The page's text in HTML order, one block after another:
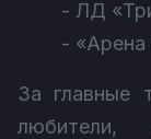
- ЛД
- «Арена
За главные
любители,